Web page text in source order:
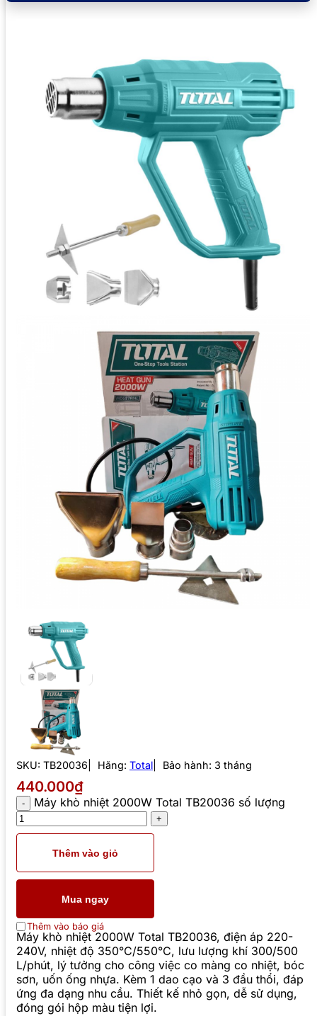
SKU: TB20036 Hãng: Total Bảo hành: 3 tháng
440.000₫
Máy khò nhiệt 2000W Total TB20036 số lượng
Thêm vào giỏ
Mua ngay
Thêm vào báo giá
Máy khò nhiệt 2000W Total TB20036, điện áp 220-
240V, nhiệt độ 350°C/550°C, lưu lượng khí 300/500
L/phút, lý tưởng cho công việc co màng co nhiệt, bóc
sơn, uốn ống nhựa. Kèm 1 dao cạo và 3 đầu thổi, đáp
ứng đa dạng nhu cầu. Thiết kế nhỏ gọn, dễ sử dụng,
đóng gói hộp màu tiện lợi.